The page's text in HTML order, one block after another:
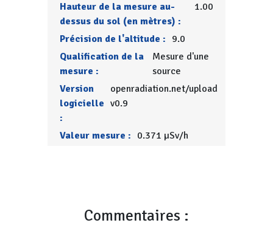
Hauteur de la mesure au-
dessus du sol (en mètres) :
1.00
Précision de l'altitude : 9.0
Qualification de la
mesure :
Mesure d'une
source
Version
logicielle
:
openradiation.net/upload
v0.9
Valeur mesure : 0.371 µSv/h
Commentaires :